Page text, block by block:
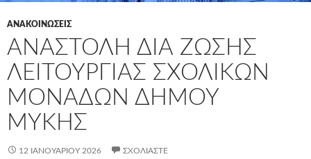
ΑΝΑΚΟΙΝΩΣΕΙΣ
ΑΝΑΣΤΟΛΉ ΔΙΑ ΖΏΣΗΣ
ΛΕΙΤΟΥΡΓΊΑΣ ΣΧΟΛΙΚΏΝ
ΜΟΝΆΔΩΝ ΔΉΜΟΥ
ΜΎΚΗΣ
12 ΙΑΝΟΥΑΡΊΟΥ 2026 ΣΧΟΛΙΆΣΤΕ